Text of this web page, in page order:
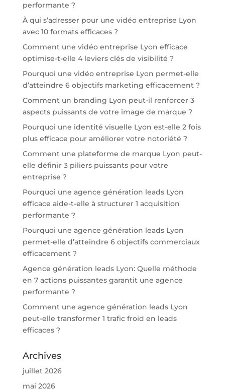
performante ?
À qui s’adresser pour une vidéo entreprise Lyon
avec 10 formats efficaces ?
Comment une vidéo entreprise Lyon efficace
optimise-t-elle 4 leviers clés de visibilité ?
Pourquoi une vidéo entreprise Lyon permet-elle
d’atteindre 6 objectifs marketing efficacement ?
Comment un branding Lyon peut-il renforcer 3
aspects puissants de votre image de marque ?
Pourquoi une identité visuelle Lyon est-elle 2 fois
plus efficace pour améliorer votre notoriété ?
Comment une plateforme de marque Lyon peut-
elle définir 3 piliers puissants pour votre
entreprise ?
Pourquoi une agence génération leads Lyon
efficace aide-t-elle à structurer 1 acquisition
performante ?
Pourquoi une agence génération leads Lyon
permet-elle d’atteindre 6 objectifs commerciaux
efficacement ?
Agence génération leads Lyon: Quelle méthode
en 7 actions puissantes garantit une agence
performante ?
Comment une agence génération leads Lyon
peut-elle transformer 1 trafic froid en leads
efficaces ?
Archives
juillet 2026
mai 2026